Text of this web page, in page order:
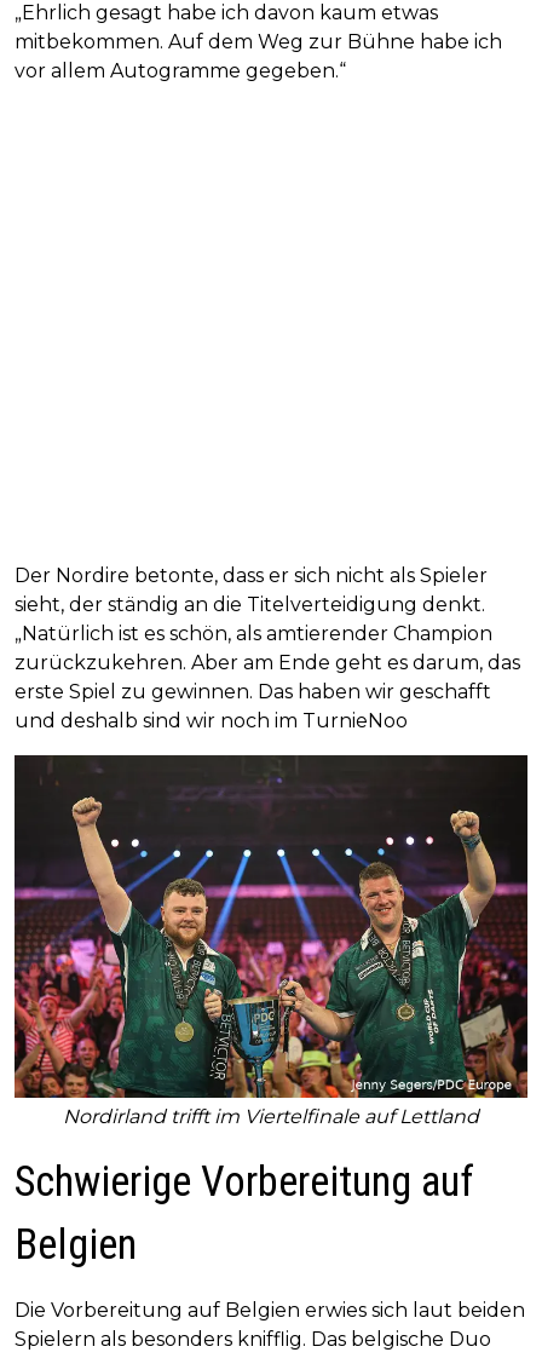
„Ehrlich gesagt habe ich davon kaum etwas
mitbekommen. Auf dem Weg zur Bühne habe ich
vor allem Autogramme gegeben.“
Der Nordire betonte, dass er sich nicht als Spieler
sieht, der ständig an die Titelverteidigung denkt.
„Natürlich ist es schön, als amtierender Champion
zurückzukehren. Aber am Ende geht es darum, das
erste Spiel zu gewinnen. Das haben wir geschafft
und deshalb sind wir noch im TurnieNoo
Nordirland trifft im Viertelfinale auf Lettland
Schwierige Vorbereitung auf
Belgien
Die Vorbereitung auf Belgien erwies sich laut beiden
Spielern als besonders knifflig. Das belgische Duo